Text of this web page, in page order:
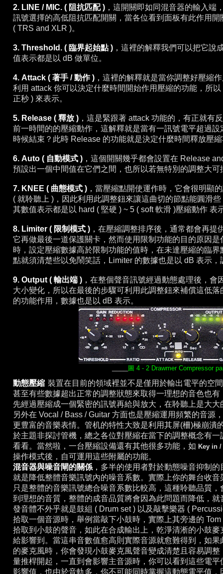
2. LINE / MIC. ( 阻抗匹配 ) ， 這開關即如同混音器的輸入端
訊號選擇的高低阻抗匹配開關，當各位看到面板有此作用開
( TRS and XLR )。
3. Threshold. ( 臨界起始點 ) ， 這裡的解釋我們可以把它說
值表示都是以 dB 做單位。
4. Attack ( 著手 / 動作 ) ， 這裡的解釋就是當你調整好壓縮
利用 attack 你可以決定什麼時間開始作用壓縮的功能，所以
正秒 ) 來表示。
5. Release ( 釋放 ) ， 這是緊跟著 attack 功能的，有正就有
前一時間的的壓縮動作，這解釋就是當有一訊號電平超過設
時候結束？此時 Release 的功能就是決定什麼時間釋放壓
6. Auto ( 自動模式 ) ， 這個開關幾乎都會設置在 Release
預設出一個中間值在它們之間，也所以若無特別的調整大可
7. KNEE ( 曲態模式 ) ， 當壓縮點開使運作時，它會很明顯
( 就聆聽上 )，因此利用此調整鈕來讓這曲切的節點能圓滑
其數值表示都是以 hard ( 堅硬 ) ~ 5 ( soft 軟滑 )壓縮動作 表
8. Limiter ( 限制模式 ) ， 在壓縮調整排序後，通常都會再提
它再做最後一道保護關卡，然而使用限制功能的目的原因是
時，設定壓縮數據高於限制功能的值時，在未達壓縮的臨界
點就須清楚些以免鬧笑話， Limiter 的數據也是以 dB 表示
9. Output ( 輸出端 ) ， 在整個聲音訊號經過動態處理後，會
大小變化，所以在最後的步驟可利用此調整鈕來補償這低落
的功能作用，數據也是以 dB 表示。
圖 4 - 2 Drawmer Compressor
動態壓縮 裝置在目前的領域裡並不是僅用於輸出電平的空
甚至有些數據超出正常的調整狀態來取得一理想的音色也
先經過壓縮成一個緊密的訊號再給與放大，在聆聽上是大
另外在 Vocal / Bass / Guitar 方面也是壓縮運用頻繁的音源
更豊富的音樂表情。管机的特性大致是利用其屏(柵)極崩潰
於主題非探討管機，總之各位對壓縮在當下的調整概念有
看看。當然啦，一台壓縮設備還有其他很多功能，如 Key in
操作模式後，自可運用這些附屬的功能。
混音器與噪音閘的關係 ， 多半的使用者對於動態噪音抑制
就是降低整體音樂訊號內的噪音系數。 實際上你的舞台收音
只是整體的音樂訊號總合噪音系數比較高，這種聆聽品質
到理想的音質，整體的成音品質將會因為此問題而降低，
發音體不外乎就是鼓組 ( Drum set ) 以及敲擊樂器 (
拾取一個音源時，舉例當敲下小鼓時，實際上其旁邊的
拾取到小鼓的聲音，如此在合成輸出上，乾淨清淅的小鼓
給影響到。當這串音數值愈高則實際音源就愈難得到，如
的麥克風時，你會發現小鼓麥克風聲音變成清楚且容易調
量推桿開起，一直到會影響主音源時，你可以看到這些電
影響值，也由於音軌多，你不可能同時掌握這動態電平值